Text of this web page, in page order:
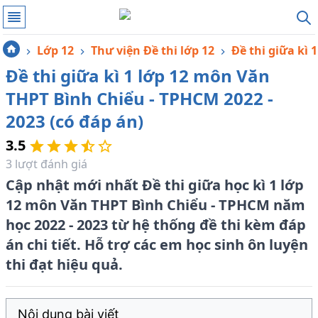
Lớp 12 Thư viện Đề thi lớp 12 Đề thi giữa kì
Đề thi giữa kì 1 lớp 12 môn Văn
THPT Bình Chiểu - TPHCM 2022 -
2023 (có đáp án)
Cập nhật mới nhất Đề thi giữa học kì 1 lớp
12 môn Văn THPT Bình Chiểu - TPHCM năm
học 2022 - 2023 từ hệ thống đề thi kèm đáp
án chi tiết. Hỗ trợ các em học sinh ôn luyện
thi đạt hiệu quả.
3.5
3 lượt đánh giá
Nội dung bài viết